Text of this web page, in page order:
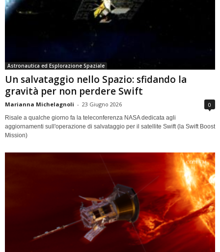
Astronautica ed Esplorazione Spaziale
Un salvataggio nello Spazio: sfidando la
gravità per non perdere Swift
Marianna Michelagnoli - 23 Giugno 2026 0
Risale a qualche giorno fa la teleconferenza NASA dedicata agli
aggiornamenti sull'operazione di salvataggio per il satellite Swift (la Swift Boost
Mission)